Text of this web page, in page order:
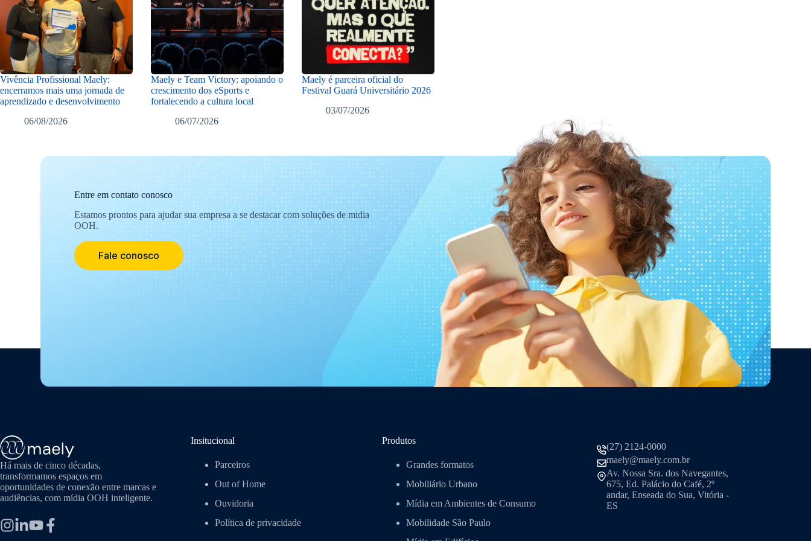
Vivência Profissional Maely:
encerramos mais uma jornada de
aprendizado e desenvolvimento
06/08/2026
Maely e Team Victory: apoiando o
crescimento dos eSports e
fortalecendo a cultura local
06/07/2026
Maely é parceira oficial do
Festival Guará Universitário 2026
03/07/2026
Entre em contato conosco
Estamos prontos para ajudar sua empresa a se destacar com soluções de midia
OOH.
Fale conosco
Há mais de cinco décadas,
transformamos espaços em
oportunidades de conexão entre marcas e
audiências, com mídia OOH inteligente.
Insitucional
Parceiros
Out of Home
Ouvidoria
Política de privacidade
Produtos
Grandes formatos
Mobiliário Urbano
Mídia em Ambientes de Consumo
Mobilidade São Paulo
(27) 2124-0000
maely@maely.com.br
Av. Nossa Sra. dos Navegantes,
675, Ed. Palácio do Café, 2º
andar, Enseada do Sua, Vitória -
ES